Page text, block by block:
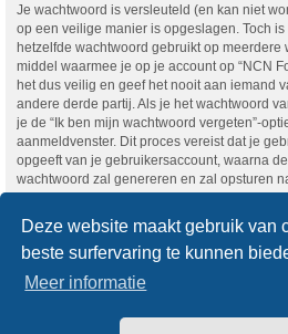
Deze website maakt gebruik van
beste surfervaring te kunnen
Meer informatie
Je wachtwoord is versleuteld (en kan niet
op een veilige manier is opgeslagen. Toch
hetzelfde wachtwoord gebruikt op meerdere
middel waarmee je op je account op “NCN
het dus veilig en geef het nooit aan iemand
andere derde partij. Als je het wachtwoord
je de “Ik ben mijn wachtwoord vergeten”-
aanmeldvenster. Dit proces vereist dat je
opgeeft van je gebruikersaccount, waarna
wachtwoord zal genereren en zal opsturen
opnieuw kunt aanmelden.
Forum
Copyright © Nikon Club Nederland 2023